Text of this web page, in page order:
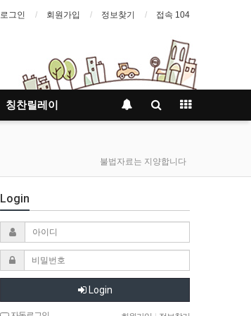
로그인 회원가입 정보찾기 접속 104
칭찬릴레이
불법자료는 지양합니다
Login
Login